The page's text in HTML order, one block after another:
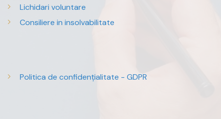
Lichidari voluntare
Consiliere in insolvabilitate
Politica de confidențialitate - GDPR